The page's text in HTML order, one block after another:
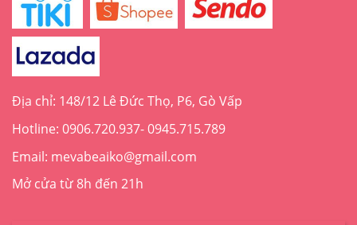
Địa chỉ: 148/12 Lê Đức Thọ, P6, Gò Vấp
Hotline: 0906.720.937- 0945.715.789
Email: mevabeaiko@gmail.com
Mở cửa từ 8h đến 21h